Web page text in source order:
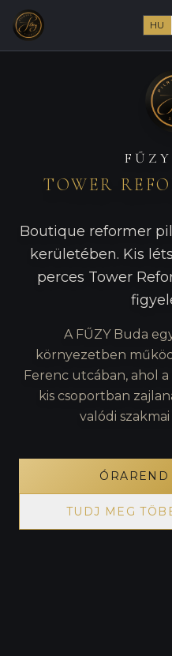
HU
TOWER
Boutique reformer
kerületében. Kis
perces Tower
A FŰZY Buda
környezetben
Ferenc utcában, ahol
kis csoportban
valódi
TUDJ MEG